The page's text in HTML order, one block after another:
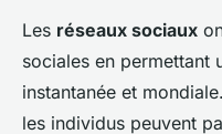
Les réseaux sociaux
sociales en permettant
instantanée et
les individus peuvent